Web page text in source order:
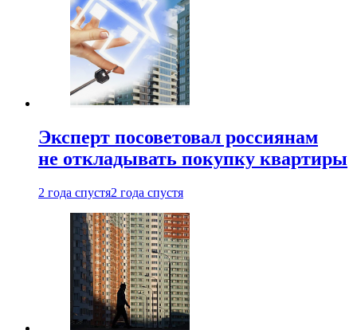
Эксперт посоветовал россиянам
не откладывать покупку квартиры
2 года спустя2 года спустя